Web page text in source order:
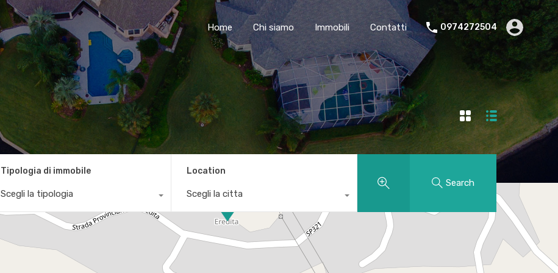
Home Chi siamo Immobili Contatti 0974272504
Tipologia di immobile
Scegli la tipologia
Location
Scegli la citta
Search